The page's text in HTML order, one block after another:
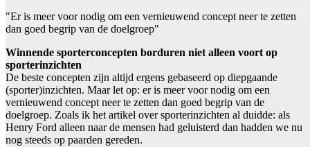
"Er is meer voor nodig om een vernieuwend concept neer te zetten
dan goed begrip van de doelgroep"
Winnende sporterconcepten borduren niet alleen voort op
sporterinzichten
De beste concepten zijn altijd ergens gebaseerd op diepgaande
(sporter)inzichten. Maar let op: er is meer voor nodig om een
vernieuwend concept neer te zetten dan goed begrip van de
doelgroep. Zoals ik het artikel over sporterinzichten al duidde: als
Henry Ford alleen naar de mensen had geluisterd dan hadden we nu
nog steeds op paarden gereden.